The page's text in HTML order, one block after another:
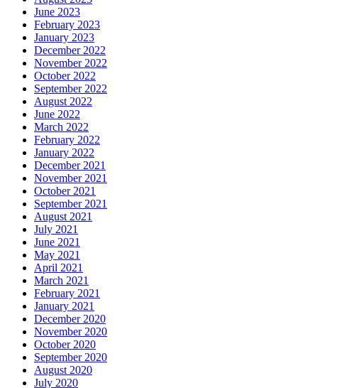
June 2023
February 2023
January 2023
December 2022
November 2022
October 2022
September 2022
August 2022
June 2022
March 2022
February 2022
January 2022
December 2021
November 2021
October 2021
September 2021
August 2021
July 2021
June 2021
May 2021
April 2021
March 2021
February 2021
January 2021
December 2020
November 2020
October 2020
September 2020
August 2020
July 2020